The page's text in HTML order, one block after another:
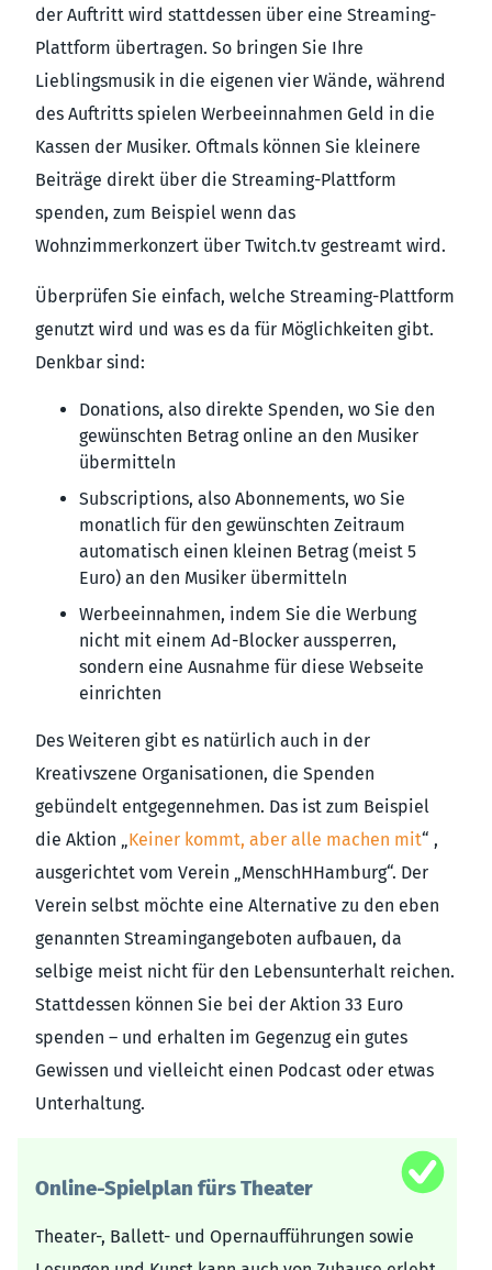
der Auftritt wird stattdessen über eine Streaming-
Plattform übertragen. So bringen Sie Ihre
Lieblingsmusik in die eigenen vier Wände, während
des Auftritts spielen Werbeeinnahmen Geld in die
Kassen der Musiker. Oftmals können Sie kleinere
Beiträge direkt über die Streaming-Plattform
spenden, zum Beispiel wenn das
Wohnzimmerkonzert über Twitch.tv gestreamt wird.
Überprüfen Sie einfach, welche Streaming-Plattform
genutzt wird und was es da für Möglichkeiten gibt.
Denkbar sind:
Donations, also direkte Spenden, wo Sie den
gewünschten Betrag online an den Musiker
übermitteln
Subscriptions, also Abonnements, wo Sie
monatlich für den gewünschten Zeitraum
automatisch einen kleinen Betrag (meist 5
Euro) an den Musiker übermitteln
Werbeeinnahmen, indem Sie die Werbung
nicht mit einem Ad-Blocker aussperren,
sondern eine Ausnahme für diese Webseite
einrichten
Des Weiteren gibt es natürlich auch in der
Kreativszene Organisationen, die Spenden
gebündelt entgegennehmen. Das ist zum Beispiel
die Aktion „Keiner kommt, aber alle machen mit“ ,
ausgerichtet vom Verein „MenschHHamburg“. Der
Verein selbst möchte eine Alternative zu den eben
genannten Streamingangeboten aufbauen, da
selbige meist nicht für den Lebensunterhalt reichen.
Stattdessen können Sie bei der Aktion 33 Euro
spenden – und erhalten im Gegenzug ein gutes
Gewissen und vielleicht einen Podcast oder etwas
Unterhaltung.
Online-Spielplan fürs Theater
Theater-, Ballett- und Opernaufführungen sowie